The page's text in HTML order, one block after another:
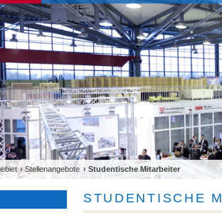
›Stellenangebote › Studentische Mitarbeiter
STUDENTISCHE